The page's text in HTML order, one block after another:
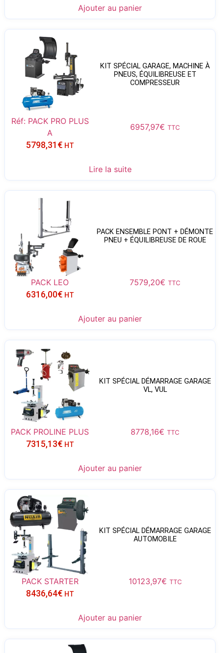
Ajouter au panier
KIT SPÉCIAL GARAGE, MACHINE À
PNEUS, ÉQUILIBREUSE ET
COMPRESSEUR
Réf: PACK PRO PLUS
A
6957,97€ TTC
5798,31 € HT
Lire la suite
PACK ENSEMBLE PONT + DÉMONTE
PNEU + ÉQUILIBREUSE DE ROUE
PACK LEO 7579,20€ TTC
6316,00€ HT
Ajouter au panier
KIT SPÉCIAL DÉMARRAGE GARAGE
VL, VUL
PACK PROLINE PLUS 8778,16€ TTC
7315,13€ HT
Ajouter au panier
KIT SPÉCIAL DÉMARRAGE GARAGE
AUTOMOBILE
PACK STARTER 10123,97€ TTC
8436,64€ HT
Ajouter au panier